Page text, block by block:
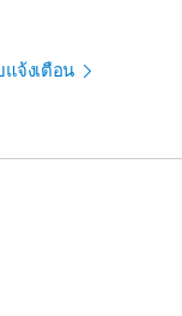
แจ้งเตือน